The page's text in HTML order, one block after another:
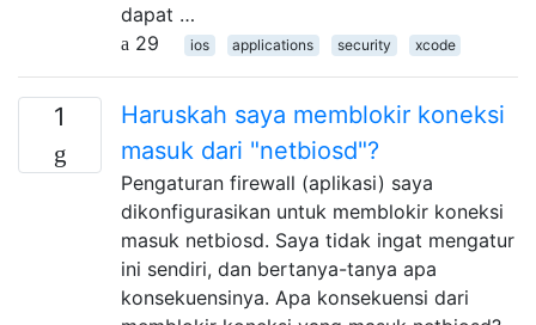
dapat …
29
ios applications security xcode
1
Haruskah saya memblokir koneksi
masuk dari "netbiosd"?
Pengaturan firewall (aplikasi) saya
dikonfigurasikan untuk memblokir koneksi
masuk netbiosd. Saya tidak ingat mengatur
ini sendiri, dan bertanya-tanya apa
konsekuensinya. Apa konsekuensi dari